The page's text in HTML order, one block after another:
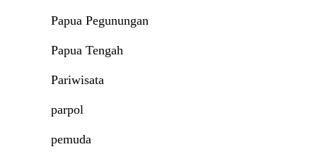
Papua Pegunungan
Papua Tengah
Pariwisata
parpol
pemuda